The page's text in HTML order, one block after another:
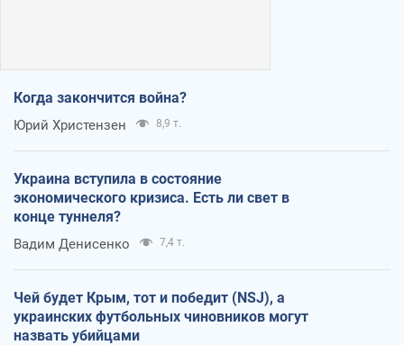
Когда закончится война?
Юрий Христензен 8,9 т.
Украина вступила в состояние
экономического кризиса. Есть ли свет в
конце туннеля?
Вадим Денисенко 7,4 т.
Чей будет Крым, тот и победит (NSJ), а
украинских футбольных чиновников могут
назвать убийцами